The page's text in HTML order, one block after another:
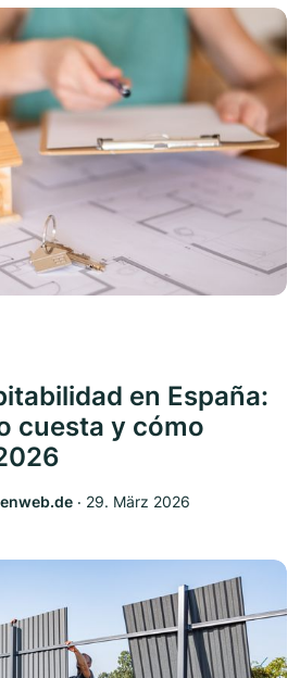
en España:
cuesta y cómo
‧ 29. März 2026